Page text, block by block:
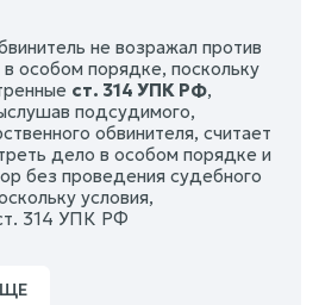
не возражал против
особом порядке, поскольку
ст. 314 УПК РФ,
подсудимого,
обвинителя, считает
дело в особом порядке и
без проведения судебного
условия,
314 УПК РФ